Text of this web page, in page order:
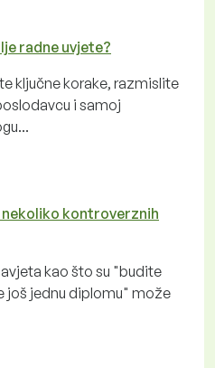
radne uvjete?
ključne korake, razmislite
i samoj
nekoliko kontroverznih
kao što su "budite
još jednu diplomu" može